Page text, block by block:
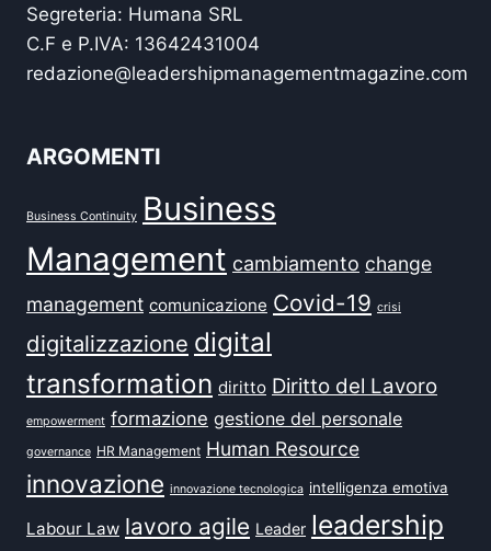
Segreteria: Humana SRL
C.F e P.IVA: 13642431004
redazione@leadershipmanagementmagazine.com
ARGOMENTI
Business Continuity Business
Management cambiamento change
management comunicazione Covid-19 crisi
digitalizzazione digital
transformation diritto Diritto del Lavoro
empowerment formazione gestione del personale
governance HR Management Human Resource
innovazione innovazione tecnologica intelligenza emotiva
Labour Law lavoro agile Leader leadership